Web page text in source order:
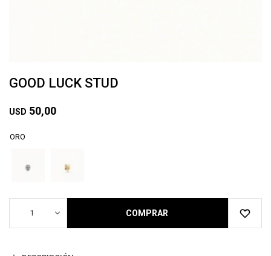
GOOD LUCK STUD
USD 50,00
ORO
1 COMPRAR